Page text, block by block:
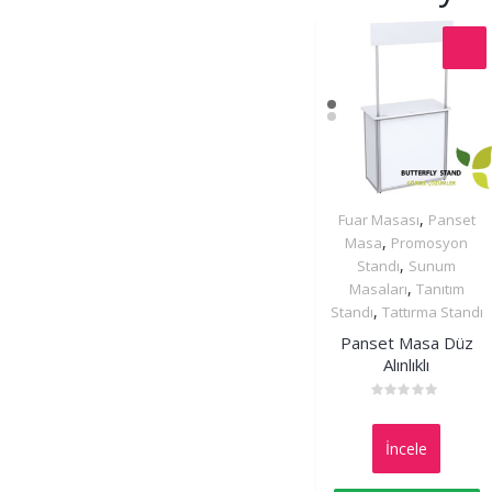
İncele
Fuar Masası, Panset
Masa, Promosyon
Standı, Sunum
Masaları, Tanıtım
Standı, Tattırma Standı
Panset Masa Düz
Alınlıklı
0
İncele